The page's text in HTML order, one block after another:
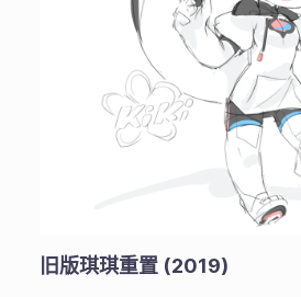
旧版琪琪重置 (2019)